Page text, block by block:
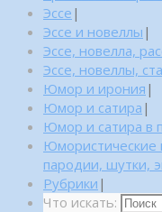
Эссе |
Эссе и новеллы |
Эссе, новелла,
Эссе, новеллы,
Юмор и ирония |
Юмор и сатира |
Юмор и сатира в
Юмористические
пародии, шутки,
Рубрики |
Что искать: